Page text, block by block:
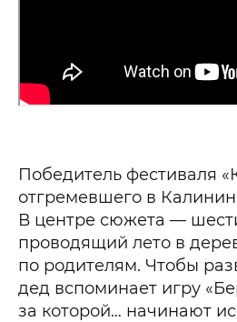
Победитель фестиваля
отгремевшего в
В центре сюжета —
проводящий лето в
по родителям. Чтобы
дед вспоминает игру
за которой… начинают